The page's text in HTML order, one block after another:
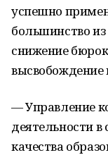
успешно
большинство
снижение
высвобождение
— Управление
деятельности в
качества